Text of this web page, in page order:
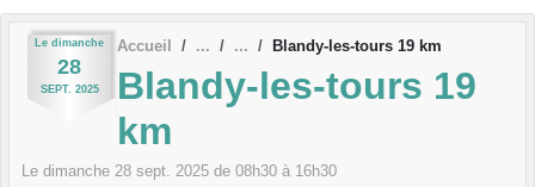
Le dimanche
28
SEPT. 2025
Accueil Blandy-les-tours 19 km
Blandy-les-tours 19
km
Le dimanche 28 sept. 2025 de 08h30 à 16h30